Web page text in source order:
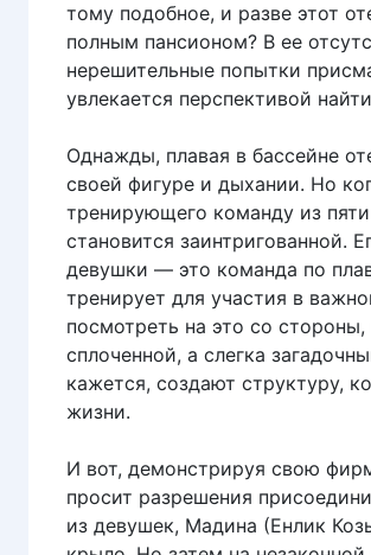
тому подобное, и разве этот
полным пансионом? В ее
нерешительные попытки
увлекается перспективой
Однажды, плавая в бассейне
своей фигуре и дыхании. Но
тренирующего команду из
становится заинтригованной.
девушки — это команда по
тренирует для участия в
посмотреть на это со
сплоченной, а слегка
кажется, создают структуру,
жизни.
И вот, демонстрируя свою
просит разрешения
из девушек, Мадина (Енлик